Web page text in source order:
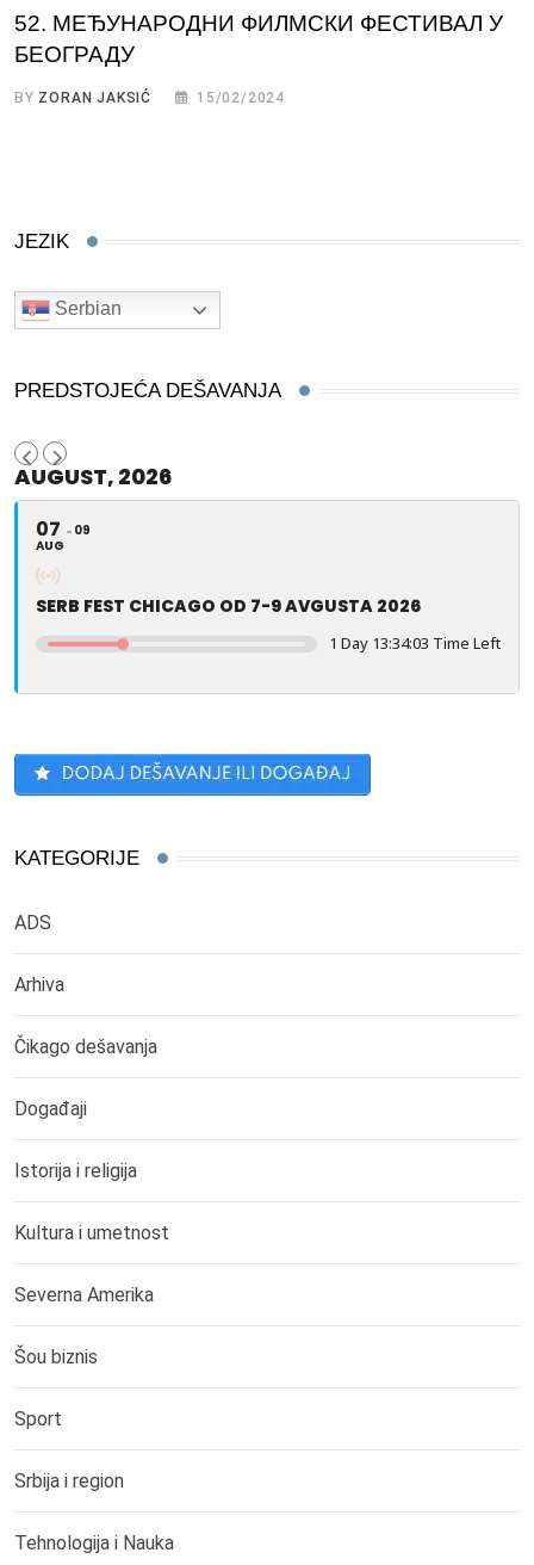
52. МЕЂУНАРОДНИ ФИЛМСКИ ФЕСТИВАЛ У
БЕОГРАДУ
BY ZORAN JAKSIĆ 15/02/2024
JEZIK
Serbian
PREDSTOJEĆA DEŠAVANJA
AUGUST, 2026
07
AUG
09
SERB FEST CHICAGO OD 7-9 AVGUSTA 2026
1 Day 13:34:03 Time Left
KATEGORIJE
ADS
Arhiva
Čikago dešavanja
Događaji
Istorija i religija
Kultura i umetnost
Severna Amerika
Šou biznis
Sport
Srbija i region
Tehnologija i Nauka